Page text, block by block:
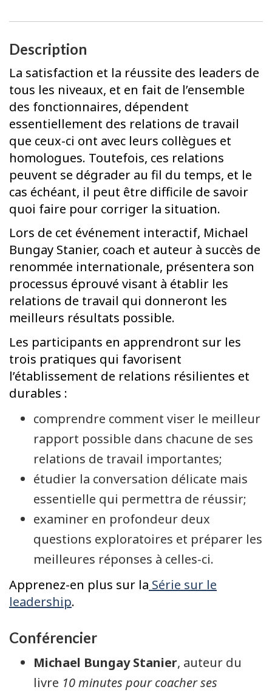
Description
La satisfaction et la réussite des leaders de
tous les niveaux, et en fait de l’ensemble
des fonctionnaires, dépendent
essentiellement des relations de travail
que ceux-ci ont avec leurs collègues et
homologues. Toutefois, ces relations
peuvent se dégrader au fil du temps, et le
cas échéant, il peut être difficile de savoir
quoi faire pour corriger la situation.
Lors de cet événement interactif, Michael
Bungay Stanier, coach et auteur à succès de
renommée internationale, présentera son
processus éprouvé visant à établir les
relations de travail qui donneront les
meilleurs résultats possible.
Les participants en apprendront sur les
trois pratiques qui favorisent
l’établissement de relations résilientes et
durables :
comprendre comment viser le meilleur
rapport possible dans chacune de ses
relations de travail importantes;
étudier la conversation délicate mais
essentielle qui permettra de réussir;
examiner en profondeur deux
questions exploratoires et préparer les
meilleures réponses à celles-ci.
Apprenez-en plus sur la Série sur le
leadership.
Conférencier
Michael Bungay Stanier, auteur du
livre 10 minutes pour coacher ses